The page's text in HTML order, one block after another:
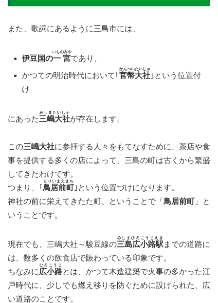
また、歌詞にあるように三島市には、
伊豆国の一宮
いちのみや
であり、
かつての明治時代において｢官幣大社
かんぺいたいしゃ
｣という位置付
け
にあった三嶋大社
みしまたいしゃ
が存在します。
この三嶋大社に参拝する人々をもてなすために、茶店や食
事を提供する多くの店によって、三島の町は古くから繁盛
してきたわけです。
つまり、｢ 鳥居前町
とりいまえまち
｣という位置づけになります。
神社の前に栄えてきたた町、ということで「 鳥居前町 」と
いうことです。
現在でも、三嶋大社～駿豆線の三島広小路駅
みしまひろこうじえき
までの道路に
は、数多くの飲食店で賑わっている印象です。
ちなみに広小路
ひろこうじ
とは、かつて木造建築で火事の多かった江
戸時代に、少しでも燃え移りを防ぐために設けられた、広
い道路のことです。